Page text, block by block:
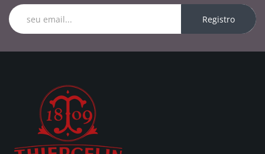
Registro